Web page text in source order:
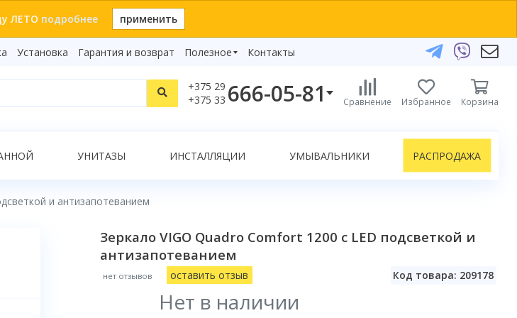
ЛЕТО подробнее применить
Установка Гарантия и возврат
Полезное
Видеообзоры
Бренды
Контакты
+375 29
+375 33 666-05-81
+375 29 666-05-81
+375 17 243-24-29
Telegram
Viber
info@bydom.by
Сравнение Избранное Корзина
все результаты
УНИТАЗЫ ИНСТАЛЛЯЦИИ УМЫВАЛЬНИКИ РАСПРОДАЖА
и антизапотеванием
Зеркало VIGO Quadro Comfort 1200 с LED подсветкой и
антизапотеванием
нет отзывов оставить отзыв Код товара: 209178
Нет в наличии